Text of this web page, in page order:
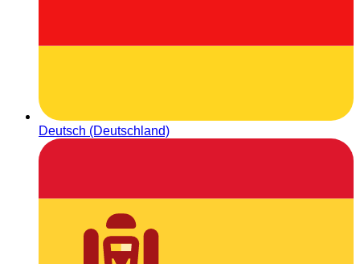
Deutsch (Deutschland)